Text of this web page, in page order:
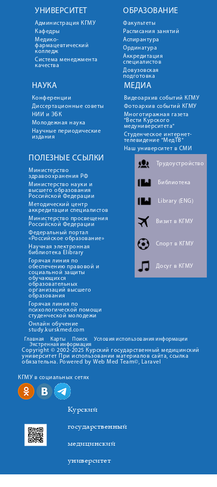
УНИВЕРСИТЕТ
Администрация КГМУ
Кафедры
Медико-
фармацевтический
колледж
Система менеджмента
качества
ОБРАЗОВАНИЕ
Факультеты
Расписания занятий
Аспирантура
Ординатура
Аккредитация
специалистов
Довузовская
подготовка
НАУКА
Конференции
Диссертационные советы
НИИ и ЭБК
Молодежная наука
Научные периодические
издания
МЕДИА
Видеоархив событий КГМУ
Фотоархив событий КГМУ
Многотиражная газета
"Вести Курского
медуниверситета"
Студенческое интернет-
телевидение "МедТВ"
Наш университет в СМИ
ПОЛЕЗНЫЕ ССЫЛКИ
Министерство
здравоохранения РФ
Министерство науки и
высшего образования
Российской Федерации
Методический центр
аккредитации специалистов
Министерство просвещения
Российской Федерации
Федеральный портал
«Российское образование»
Научная электронная
библиотека Elibrary
Горячая линия по
обеспечению правовой и
социальной защиты
обучающихся
образовательных
организаций высшего
образования
Горячая линия по
психологической помощи
студенческой молодежи
Онлайн обучение
study.kurskmed.com
Трудоустройство
Библиотека
Library (ENG)
Визит в КГМУ
Спорт в КГМУ
Досуг в КГМУ
Главная Карты Поиск
Условия использования информации
Экстренная информация
Copyright © 2002-2025 Курский государственный медицинский
университет При использовании материалов сайта, ссылка
обязательна. Powered by Web Med Team©, Laravel
КГМУ в социальных сетях
Курский
государственный
медицинский
университет